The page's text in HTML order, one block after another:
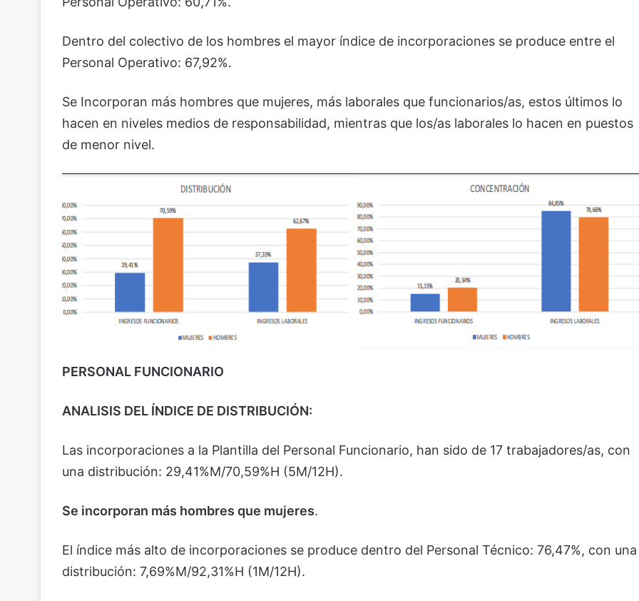
Dentro del colectivo de los hombres el mayor índice de incorporaciones se produce entre el
Personal Operativo: 67,92%.
Se Incorporan más hombres que mujeres, más laborales que funcionarios/as, estos últimos lo
hacen en niveles medios de responsabilidad, mientras que los/as laborales lo hacen en puestos
de menor nivel.
PERSONAL FUNCIONARIO
ANALISIS DEL ÍNDICE DE DISTRIBUCIÓN:
Las incorporaciones a la Plantilla del Personal Funcionario, han sido de 17 trabajadores/as, con
una distribución: 29,41%M/70,59%H (5M/12H).
Se incorporan más hombres que mujeres.
El índice más alto de incorporaciones se produce dentro del Personal Técnico: 76,47%, con una
distribución: 7,69%M/92,31%H (1M/12H).